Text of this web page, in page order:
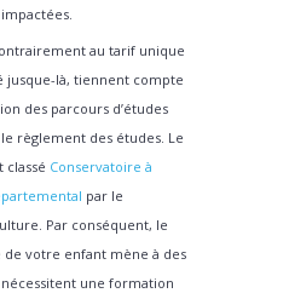
au tarif unique
jusque-là, tiennent compte
des parcours d’études
règlement des études. Le
classé Conservatoire à
par le
Par conséquent, le
de votre enfant mène à des
une formation